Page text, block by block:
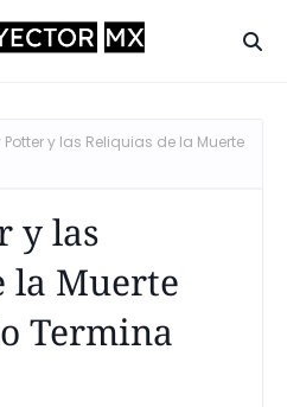
Potter y las Reliquias de la Muerte
y las
la Muerte
Termina